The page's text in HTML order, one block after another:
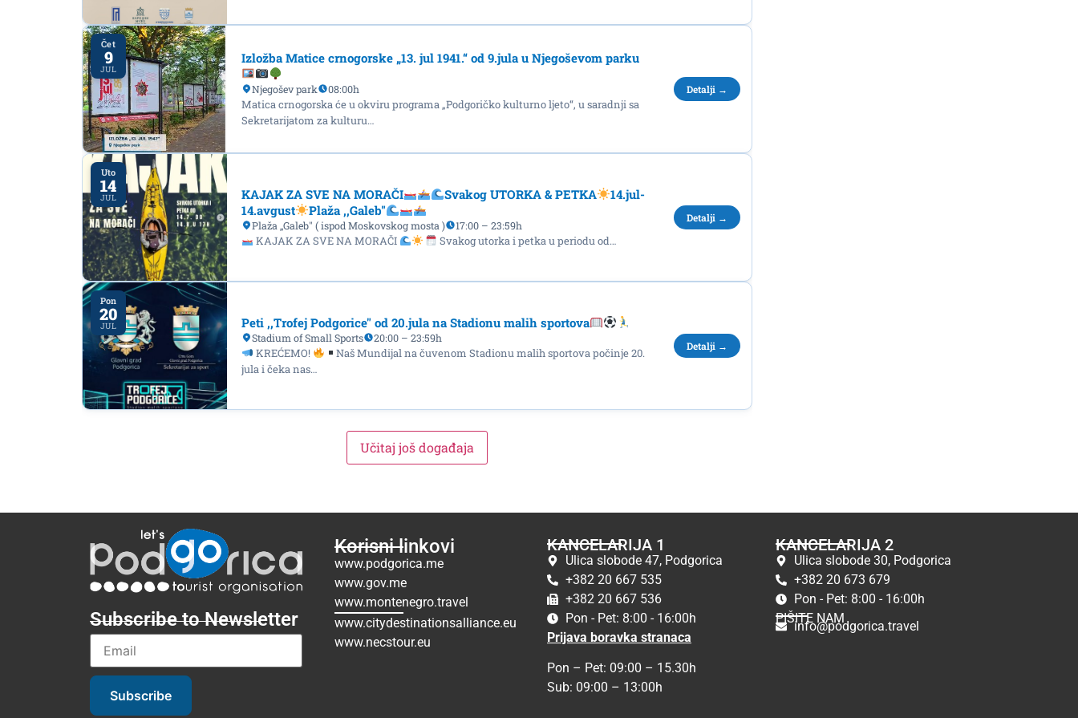
Čet
9
JUL
Izložba Matice crnogorske „13. jul 1941.“ od 9.jula u Njegoševom parku
Njegošev park 08:00h
Matica crnogorska će u okviru programa „Podgoričko kulturno ljeto“, u saradnji sa
Sekretarijatom za kulturu…
Detalji →
Uto
14
JUL KAJAK ZA SVE NA MORAČI Svakog UTORKA & PETKA
14.jul-
14.avgust
Plaža ,,Galeb"
Plaža ,,Galeb" ( ispod Moskovskog mosta ) 17:00 – 23:59h
KAJAK ZA SVE NA MORAČI Svakog utorka i petka u periodu od…
Detalji →
Pon
20
JUL Peti ,,Trofej Podgorice" od 20.jula na Stadionu malih sportova
Stadium of Small Sports 20:00 – 23:59h
KREĆEMO!
Naš Mundijal na čuvenom Stadionu malih sportova počinje 20.
jula i čeka nas…
Detalji →
Učitaj još događaja
Subscribe to Newsletter
Subscribe
Korisni linkovi
www.podgorica.me
www.gov.me
www.montenegro.travel
www.citydestinationsalliance.eu
www.necstour.eu
KANCELARIJA 1
Ulica slobode 47, Podgorica
+382 20 667 535
+382 20 667 536
Pon - Pet: 8:00 - 16:00h
Prijava boravka stranaca
Pon – Pet: 09:00 – 15.30h
Sub: 09:00 – 13:00h
KANCELARIJA 2
Ulica slobode 30, Podgorica
+382 20 673 679
Pon - Pet: 8:00 - 16:00h
PIŠITE NAM
info@podgorica.travel